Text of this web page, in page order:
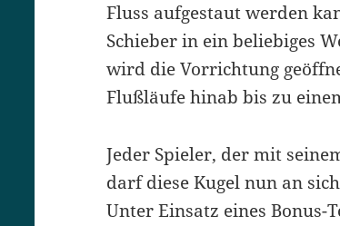
Fluss aufgestaut werden
Schieber in ein beliebiges
wird die Vorrichtung
Flußläufe hinab bis zu
Jeder Spieler, der mit
darf diese Kugel nun an
Unter Einsatz eines Bonus-